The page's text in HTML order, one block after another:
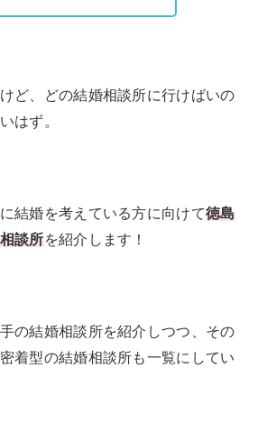
ど、どの結婚相談所に行けばいの
はず。
結婚を考えている方に向けて徳島
談所を紹介します！
の結婚相談所を紹介しつつ、その
着型の結婚相談所も一覧にしてい